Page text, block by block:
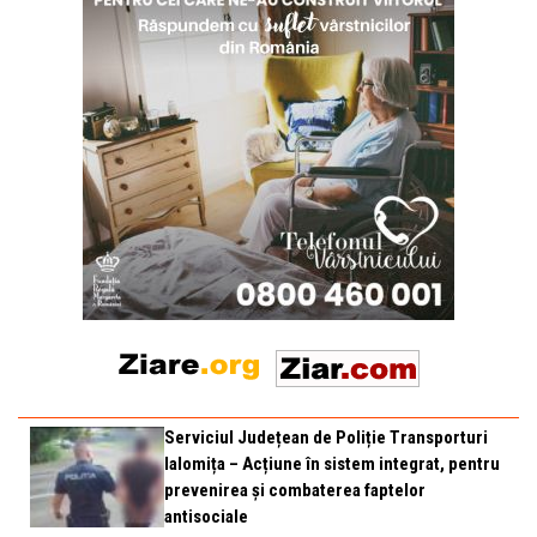
Serviciul Județean de Poliție Transporturi
Ialomița – Acțiune în sistem integrat, pentru
prevenirea și combaterea faptelor
antisociale